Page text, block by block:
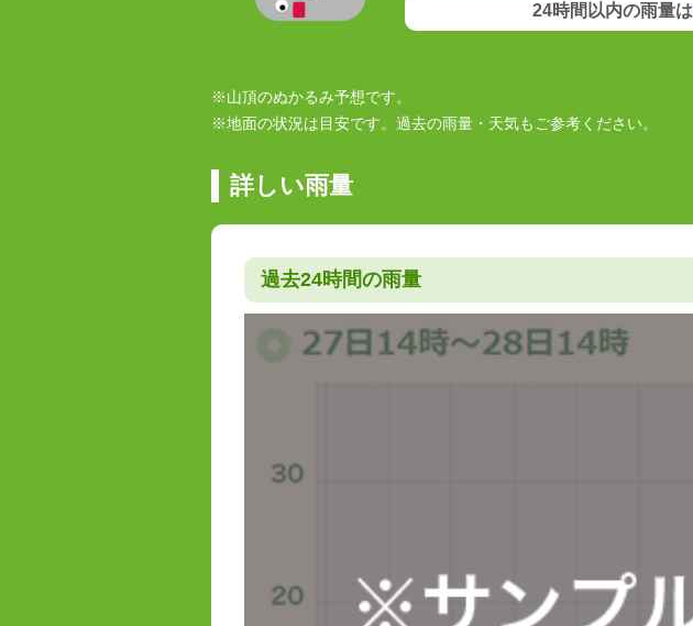
24時間以内の雨量は
※山頂のぬかるみ予想です。
※地面の状況は目安です。過去の雨量・天気もご参考ください。
詳しい雨量
過去24時間の雨量